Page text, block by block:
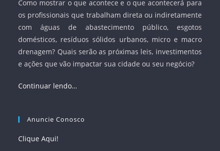
Como mostrar o que acontece e o que acontecerá para
os profissionais que trabalham direta ou indiretamente
com águas de abastecimento público, esgotos
domésticos, resíduos sólidos urbanos, micro e macro
drenagem? Quais serão as próximas leis, investimentos
e ações que vão impactar sua cidade ou seu negócio?
Continuar lendo…
Anuncie Conosco
Clique Aqui!